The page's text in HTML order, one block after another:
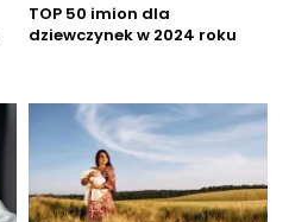
TOP 50 imion dla
dziewczynek w 2024 roku